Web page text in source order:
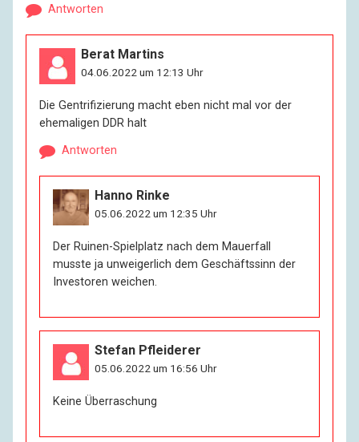
Antworten
Berat Martins
04.06.2022 um 12:13 Uhr
Die Gentrifizierung macht eben nicht mal vor der
ehemaligen DDR halt
Antworten
Hanno Rinke
05.06.2022 um 12:35 Uhr
Der Ruinen-Spielplatz nach dem Mauerfall
musste ja unweigerlich dem Geschäftssinn der
Investoren weichen.
Stefan Pfleiderer
05.06.2022 um 16:56 Uhr
Keine Überraschung